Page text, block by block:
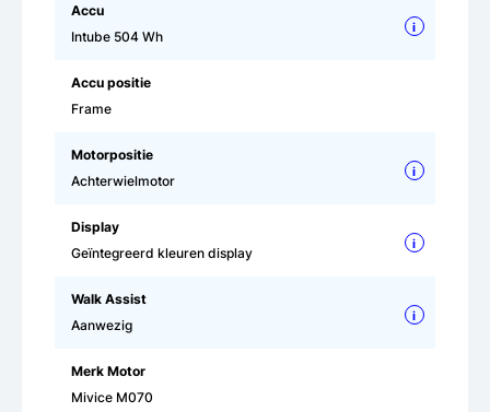
Accu
Intube 504 Wh
i
Accu positie
Frame
Motorpositie
Achterwielmotor
i
Display
Geïntegreerd kleuren display
i
Walk Assist
Aanwezig
i
Merk Motor
Mivice M070